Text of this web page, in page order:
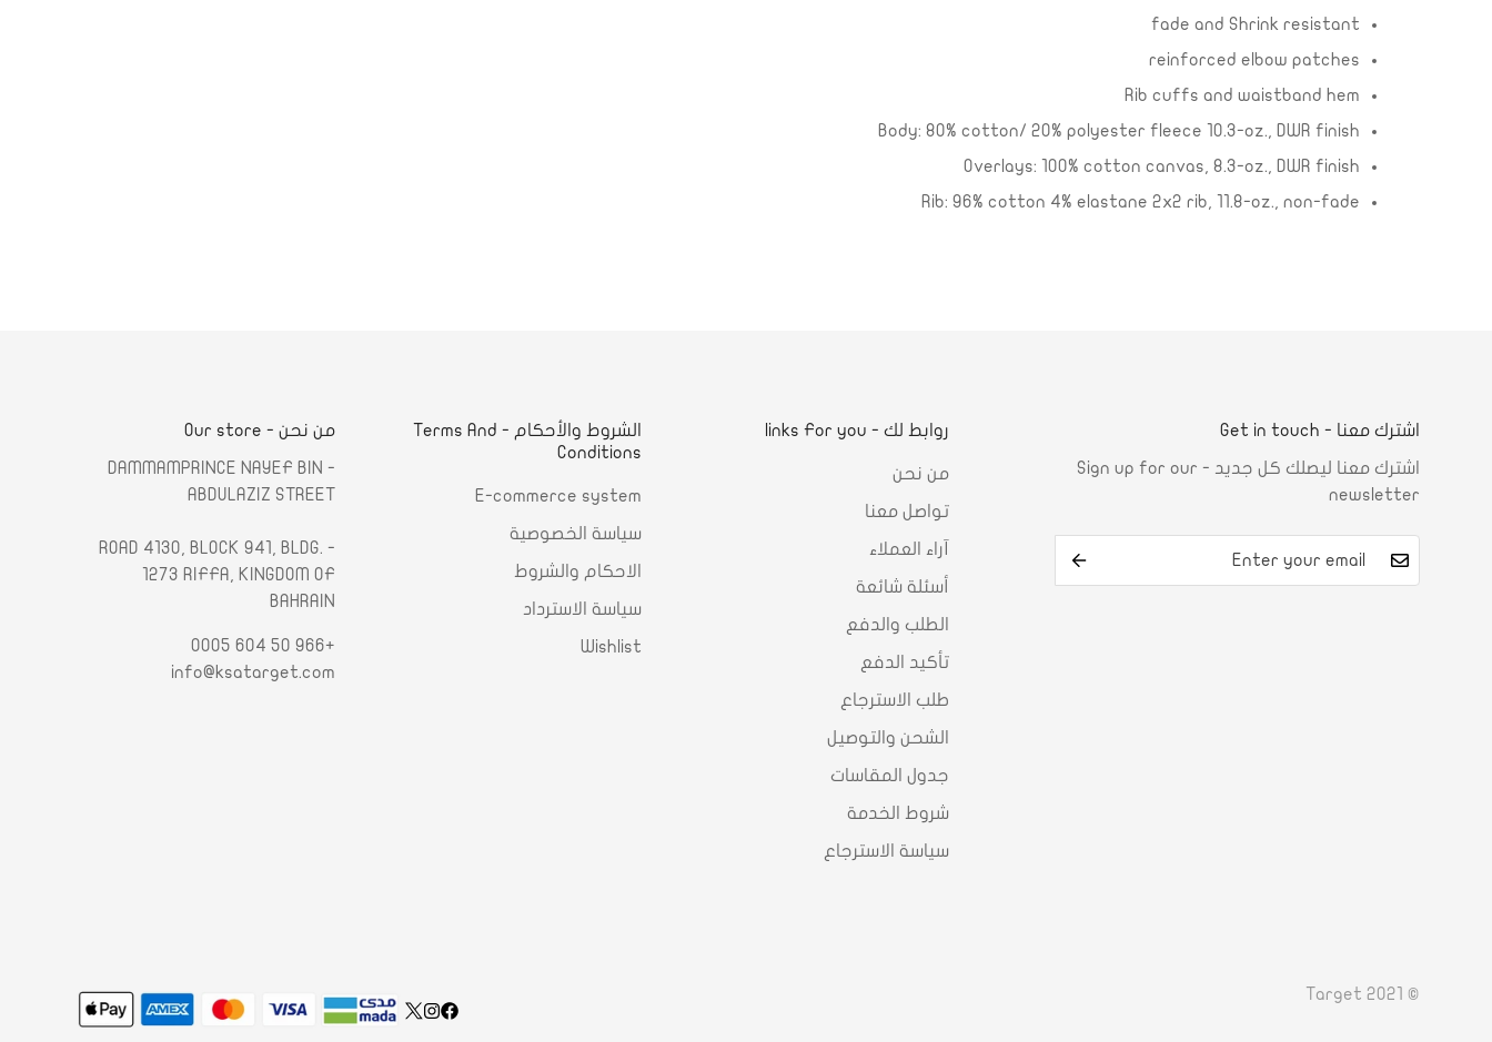
fade and Shrink resistant
reinforced elbow patches
Rib cuffs and waistband hem
Body: 80% cotton/ 20% polyester fleece 10.3-oz., DWR finish
Overlays: 100% cotton canvas, 8.3-oz., DWR finish
Rib: 96% cotton 4% elastane 2x2 rib, 11.8-oz., non-fade
اشترك معنا - Get in touch
اشترك معنا ليصلك كل جديد - Sign up for our
newsletter
روابط لك - links For you
من نحن
تواصل معنا
آراء العملاء
أسئلة شائعة
الطلب والدفع
تأكيد الدفع
طلب الاسترجاع
الشحن والتوصيل
جدول المقاسات
شروط الخدمة
سياسة الاسترجاع
الشروط والأحكام - Terms And
Conditions
E-commerce system
سياسة الخصوصية
الاحكام والشروط
سياسة الاسترداد
Wishlist
من نحن - Our store
- DAMMAMPRINCE NAYEF BIN
ABDULAZIZ STREET
- ROAD 4130, BLOCK 941, BLDG.
1273 RIFFA, KINGDOM OF
BAHRAIN
+966 50 604 0005
info@ksatarget.com
© Target 2021